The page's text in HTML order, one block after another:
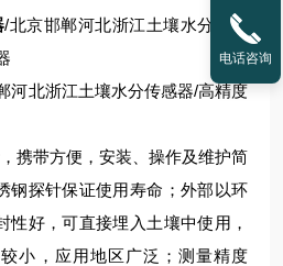
/北京邯郸河北浙江土壤水分传感
河北浙江土壤水分传感器/高精度
携带方便，安装、操作及维护简
钢探针保证使用寿命；外部以环
性好，可直接埋入土壤中使用，
小，应用地区广泛；测量精度
电话咨询